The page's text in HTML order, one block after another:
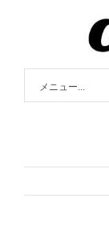
メニュー...